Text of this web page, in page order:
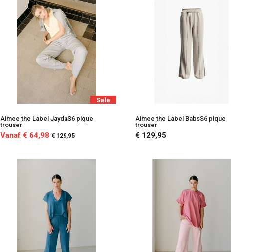
Sale
Aimee the Label JaydaS6 pique
trouser
Vanaf € 64,98 € 129,95
Aimee the Label BabsS6 pique
trouser
€ 129,95